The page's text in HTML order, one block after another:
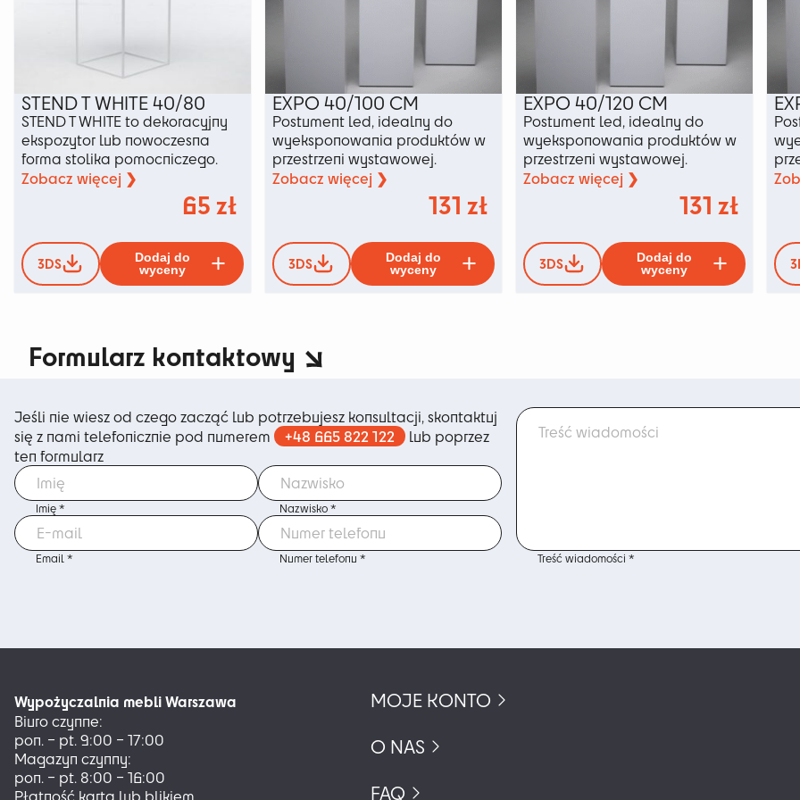
STEND T WHITE 40/80
STEND T WHITE to dekoracyjny
ekspozytor lub nowoczesna
forma stolika pomocniczego.
Zobacz więcej ❯
65 zł
3DS
Dodaj do
wyceny
Ten
produkt
można
stronie
produktu
EXPO 40/100 CM
Postument led, idealny do
wyeksponowania produktów w
przestrzeni wystawowej.
Zobacz więcej ❯
131 zł
3DS
Dodaj do
wyceny
Ten
produkt
stronie
produktu
EXPO 40/120 CM
Postument led, idealny do
wyeksponowania produktów w
przestrzeni wystawowej.
Zobacz więcej ❯
131 zł
3DS
Dodaj do
wyceny
Ten
produkt
Formularz kontaktowy
Jeśli nie wiesz od czego zacząć lub potrzebujesz konsultacji, skontaktuj
się z nami telefonicznie pod numerem
+48 665 822 122
lub poprzez
ten formularz
Imię * Nazwisko *
Email * Numer telefonu * Treść wiadomości *
Wypożyczalnia mebli Warszawa
Biuro czynne:
pon. – pt. 9:00 – 17:00
Magazyn czynny:
pon. – pt. 8:00 – 16:00
Płatność kartą lub blikiem.
MOJE KONTO
O NAS
FAQ